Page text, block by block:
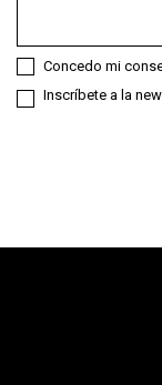
Concedo mi
Inscríbete a la